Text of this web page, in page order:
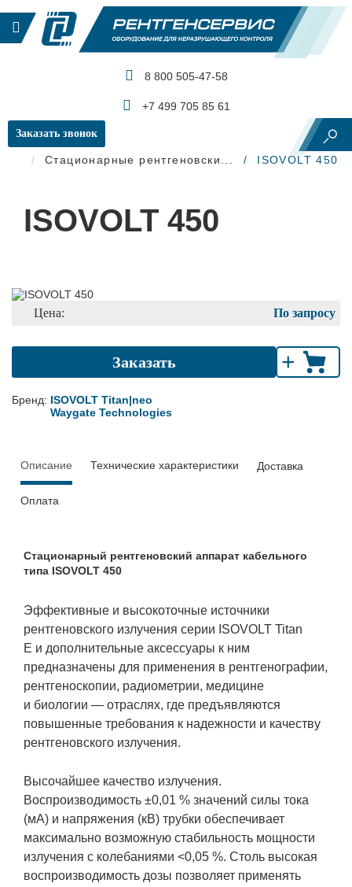
8 800 505-47-58
+7 499 705 85 61
Заказать звонок
Главная
Рентгеновский контроль
Стационарные рентгеновски...
ISOVOLT 450
ISOVOLT 450
По запросу
Цена:
Заказать +
Бренд: ISOVOLT Titan|neo
Waygate Technologies
Описание Технические характеристики Доставка
Оплата
Стационарный рентгеновский аппарат кабельного
типа ISOVOLT 450
Эффективные и высокоточные источники
рентгеновского излучения серии ISOVOLT Titan
E и дополнительные аксессуары к ним
предназначены для применения в рентгенографии,
рентгеноскопии, радиометрии, медицине
и биологии — отраслях, где предъявляются
повышенные требования к надежности и качеству
рентгеновского излучения.
Высочайшее качество излучения.
Воспроизводимость ±0,01 % значений силы тока
(мА) и напряжения (кВ) трубки обеспечивает
максимально возможную стабильность мощности
излучения с колебаниями <0,05 %. Столь высокая
воспроизводимость дозы позволяет применять